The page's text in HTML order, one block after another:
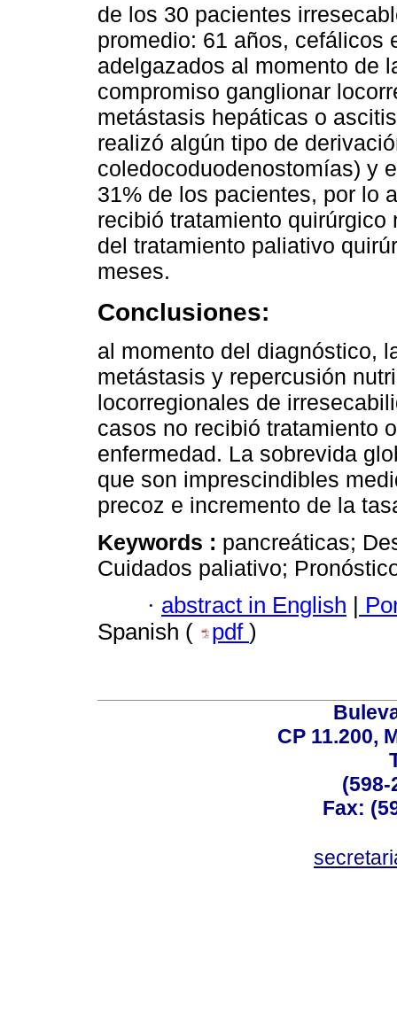
de los 30 pacientes
promedio: 61 años, cefálicos
adelgazados al momento de
compromiso ganglionar
metástasis hepáticas o
realizó algún tipo de
coledocoduodenostomías) y
31% de los pacientes, por lo
recibió tratamiento
del tratamiento paliativo
meses.
Conclusiones:
al momento del diagnóstico,
metástasis y repercusión
locorregionales de
casos no recibió tratamiento
enfermedad. La sobrevida
que son imprescindibles
precoz e incremento de la
Keywords : pancreáticas;
Cuidados paliativo;
· abstract in English
Spanish (
pdf )
CP 11.200,
(598-
Fax: